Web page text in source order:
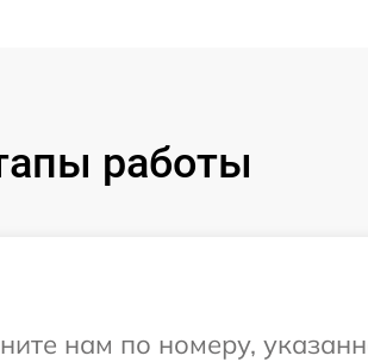
работы
нам по номеру,